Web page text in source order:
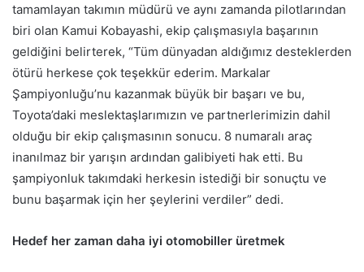
tamamlayan takımın müdürü ve aynı zamanda pilotlarından
biri olan Kamui Kobayashi, ekip çalışmasıyla başarının
geldiğini belirterek, “Tüm dünyadan aldığımız desteklerden
ötürü herkese çok teşekkür ederim. Markalar
Şampiyonluğu’nu kazanmak büyük bir başarı ve bu,
Toyota’daki meslektaşlarımızın ve partnerlerimizin dahil
olduğu bir ekip çalışmasının sonucu. 8 numaralı araç
inanılmaz bir yarışın ardından galibiyeti hak etti. Bu
şampiyonluk takımdaki herkesin istediği bir sonuçtu ve
bunu başarmak için her şeylerini verdiler” dedi.
Hedef her zaman daha iyi otomobiller üretmek